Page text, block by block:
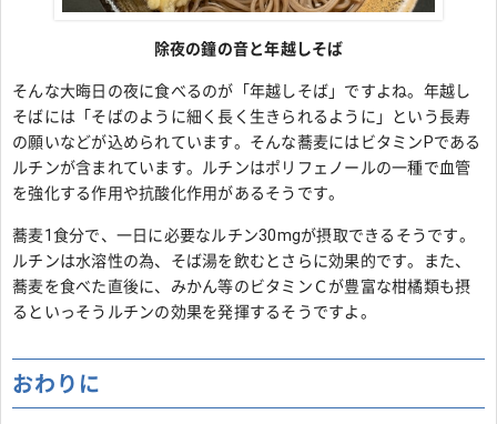
除夜の鐘の音と年越しそば
そんな大晦日の夜に食べるのが「年越しそば」ですよね。年越し
そばには「そばのように細く長く生きられるように」という長寿
の願いなどが込められています。そんな蕎麦にはビタミンPである
ルチンが含まれています。ルチンはポリフェノールの一種で血管
を強化する作用や抗酸化作用があるそうです。
蕎麦1食分で、一日に必要なルチン30mgが摂取できるそうです。
ルチンは水溶性の為、そば湯を飲むとさらに効果的です。また、
蕎麦を食べた直後に、みかん等のビタミンＣが豊富な柑橘類も摂
るといっそうルチンの効果を発揮するそうですよ。
おわりに